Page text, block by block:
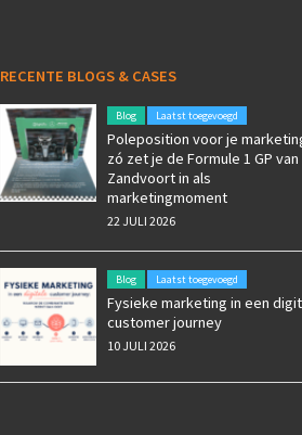
RECENTE BLOGS & CASES
Blog Laatst toegevoegd
Poleposition voor je
zó zet je de Formule 1 GP van
Zandvoort in als
marketingmoment
22 JULI 2026
Blog Laatst toegevoegd
Fysieke marketing in een
customer journey
10 JULI 2026